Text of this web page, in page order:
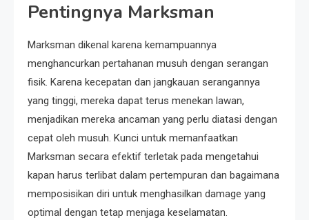
Pentingnya Marksman
Marksman dikenal karena kemampuannya
menghancurkan pertahanan musuh dengan serangan
fisik. Karena kecepatan dan jangkauan serangannya
yang tinggi, mereka dapat terus menekan lawan,
menjadikan mereka ancaman yang perlu diatasi dengan
cepat oleh musuh. Kunci untuk memanfaatkan
Marksman secara efektif terletak pada mengetahui
kapan harus terlibat dalam pertempuran dan bagaimana
memposisikan diri untuk menghasilkan damage yang
optimal dengan tetap menjaga keselamatan.